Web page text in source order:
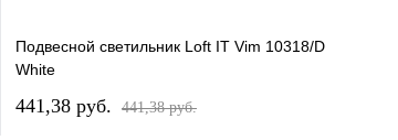
Подвесной светильник Loft IT Vim 10318/D
White
441,38 pуб. 441,38 pуб.